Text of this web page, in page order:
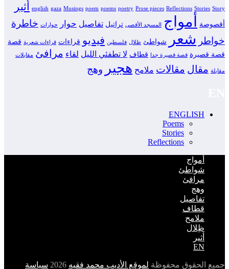
english gaza Musings poem poems poetry Prose pieces Reflections Stories Story أثير
أقصوصة أمواج المسجد الأقصى تراتيل تفاصيل حوار حوارات خاطرة
خواطر شعر شواطئ ظلال فلسطين فيديو قراءات قراءات شعرية قصة
قصة قصيرة قصة قصيرة جدا قطاف لا تطفئي الليل لقاء مرافئ مقابلات
مقابلة مقال مقالات ملامح هجير وهج
ENGLISH
Poems
Stories
Reflections
أمواج
شواطئ
مرافئ
وهج
تفاصيل
قطاف
ملامح
ظِلال
أثير
EN
جميع الحقوق محفوظة لموقع الأديب محمد فقيه سياسة